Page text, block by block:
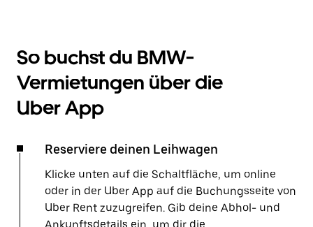
So buchst du BMW-
Vermietungen über die
Uber App
Reserviere deinen Leihwagen
Klicke unten auf die Schaltfläche, um online
oder in der Uber App auf die Buchungsseite von
Uber Rent zuzugreifen. Gib deine Abhol- und